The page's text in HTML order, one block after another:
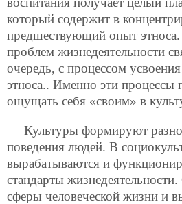
который содержит в
предшествующий опыт
проблем жизнедеятельности
очередь, с процессом
этноса.. Именно эти процессы
ощущать себя «своим» в
Культуры формируют
поведения людей. В
вырабатываются и
стандарты
сферы человеческой жизни и